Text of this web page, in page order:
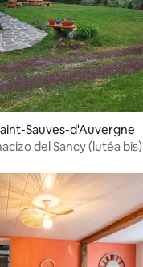
Sauves-d'Auvergne
del Sancy (lutéa bis)